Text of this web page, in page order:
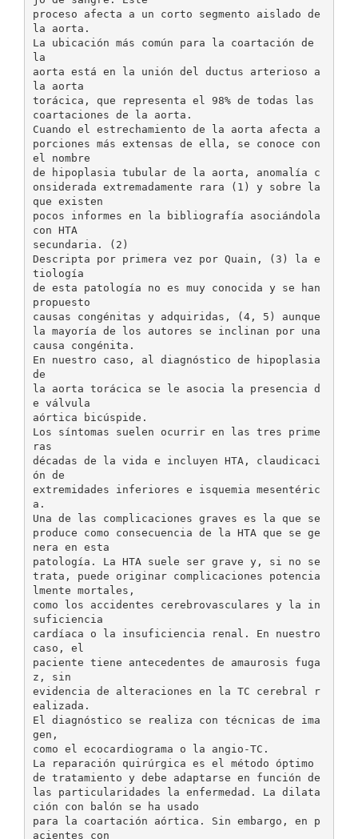
proceso afecta a un corto segmento aislado de
la aorta.
La ubicación más común para la coartación de
la
aorta está en la unión del ductus arterioso a
la aorta
torácica, que representa el 98% de todas las
coartaciones de la aorta.
Cuando el estrechamiento de la aorta afecta a
porciones más extensas de ella, se conoce con
el nombre
de hipoplasia tubular de la aorta, anomalía c
onsiderada extremadamente rara (1) y sobre la
que existen
pocos informes en la bibliografía asociándola
con HTA
secundaria. (2)
Descripta por primera vez por Quain, (3) la e
tiología
de esta patología no es muy conocida y se han
propuesto
causas congénitas y adquiridas, (4, 5) aunque
la mayoría de los autores se inclinan por una
causa congénita.
En nuestro caso, al diagnóstico de hipoplasia
de
la aorta torácica se le asocia la presencia d
e válvula
aórtica bicúspide.
Los síntomas suelen ocurrir en las tres prime
ras
décadas de la vida e incluyen HTA, claudicaci
ón de
extremidades inferiores e isquemia mesentéric
a.
Una de las complicaciones graves es la que se
produce como consecuencia de la HTA que se ge
nera en esta
patología. La HTA suele ser grave y, si no se
trata, puede originar complicaciones potencia
lmente mortales,
como los accidentes cerebrovasculares y la in
suficiencia
cardíaca o la insuficiencia renal. En nuestro
caso, el
paciente tiene antecedentes de amaurosis fuga
z, sin
evidencia de alteraciones en la TC cerebral r
ealizada.
El diagnóstico se realiza con técnicas de ima
gen,
como el ecocardiograma o la angio-TC.
La reparación quirúrgica es el método óptimo
de tratamiento y debe adaptarse en función de
las particularidades la enfermedad. La dilata
ción con balón se ha usado
para la coartación aórtica. Sin embargo, en p
acientes con